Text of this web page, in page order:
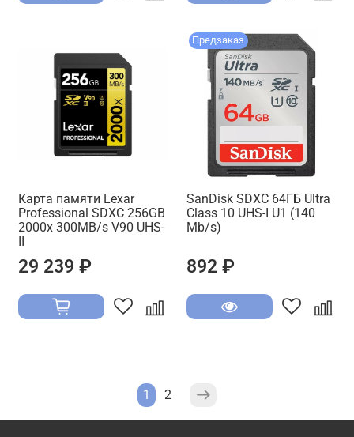
Карта памяти Lexar
Professional SDXC 256GB
2000x 300MB/s V90 UHS-
II
29 239 ₽
Предзаказ
SanDisk SDXC 64ГБ Ultra
Class 10 UHS-I U1 (140
Mb/s)
892 ₽
1 2